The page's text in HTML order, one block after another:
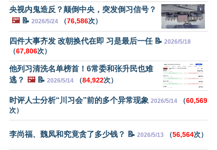
央视内鬼造反？颠倒中央，突发倒习信号？
🖼️📝 2026/5/24 （76,586次）
四件大事齐发 改朝换代在即 习是最后一任 📝 2026/5/18
（67,806次）
他列习清洗名单榜首！6常委和张升民也难
逃？ 🖼️📝 2026/5/14 （84,922次）
时评人士分析“川习会”前的多个异常现象 2026/5/14 （60,569
次）
李尚福、魏凤和究竟贪了多少钱？ 📝 2026/5/13 （56,564次）